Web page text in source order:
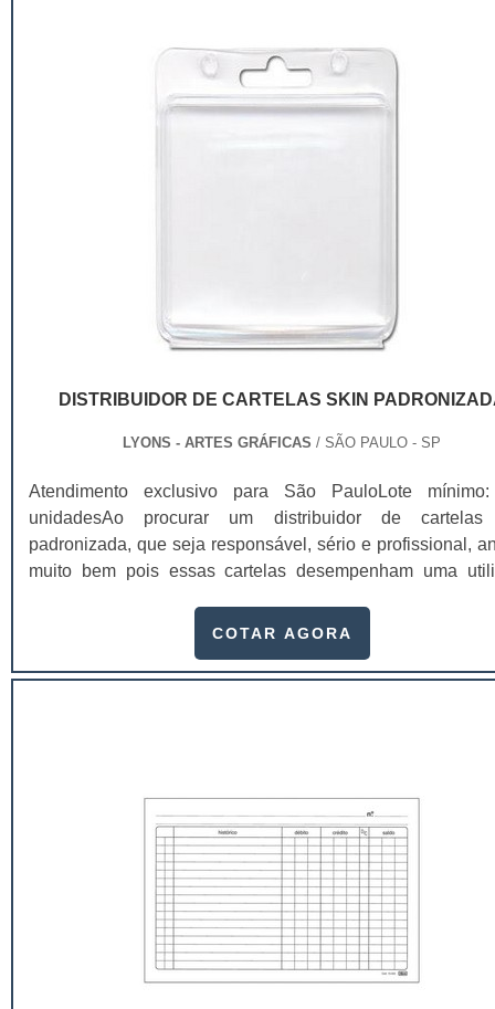
DISTRIBUIDOR DE CARTELAS SKIN
LYONS - ARTES GRÁFICAS / SÃO PAULO - SP
Atendimento exclusivo para São PauloLote
unidadesAo procurar um distribuidor de cartelas
padronizada, que seja responsável, sério e profissional,
muito bem pois essas cartelas desempenham uma
adquirir esse item é fundamental, pois apenas
no fluxo de fabricação das cart...
COTAR AGORA